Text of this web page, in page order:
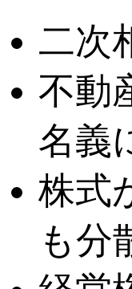
二次
不動
名義
株式
も分